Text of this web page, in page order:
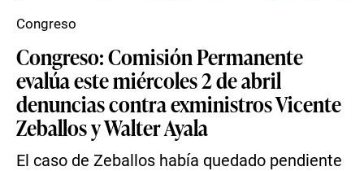
Congreso: Comisión Permanente
evalúa este miércoles 2 de abril
denuncias contra exministros Vicente
Zeballos y Walter Ayala
El caso de Zeballos había quedado pendiente
Congreso